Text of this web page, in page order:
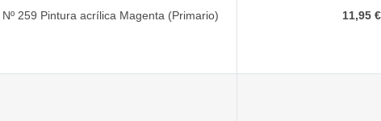
Nº 259 Pintura acrílica Magenta (Primario) 11,95 €